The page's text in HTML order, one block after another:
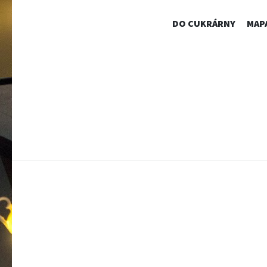
DO CUKRÁRNY